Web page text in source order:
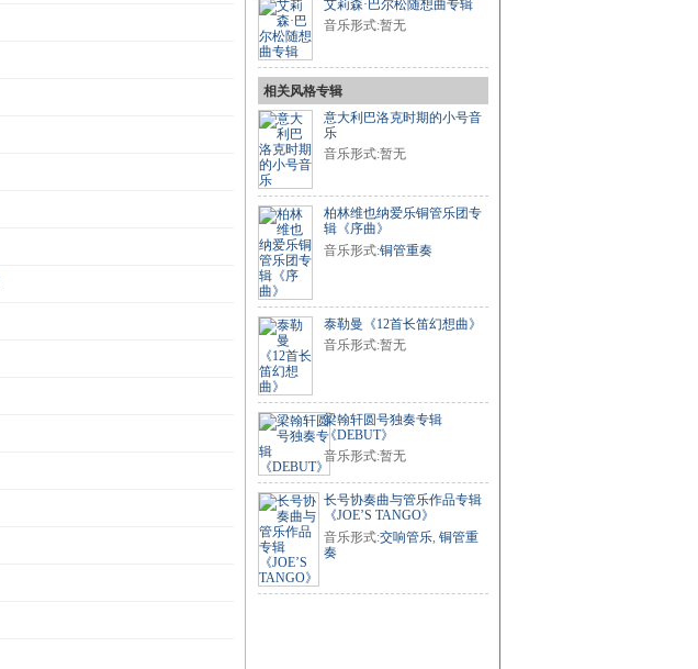
艾莉森·巴尔松随想曲专辑
音乐形式:暂无
相关风格专辑
意大利巴洛克时期的小号音
乐
音乐形式:暂无
柏林维也纳爱乐铜管乐团专
辑《序曲》
音乐形式:铜管重奏
泰勒曼《12首长笛幻想曲》
音乐形式:暂无
梁翰轩圆号独奏专辑
《DEBUT》
音乐形式:暂无
长号协奏曲与管乐作品专辑
《JOE’S TANGO》
音乐形式:交响管乐, 铜管重
奏